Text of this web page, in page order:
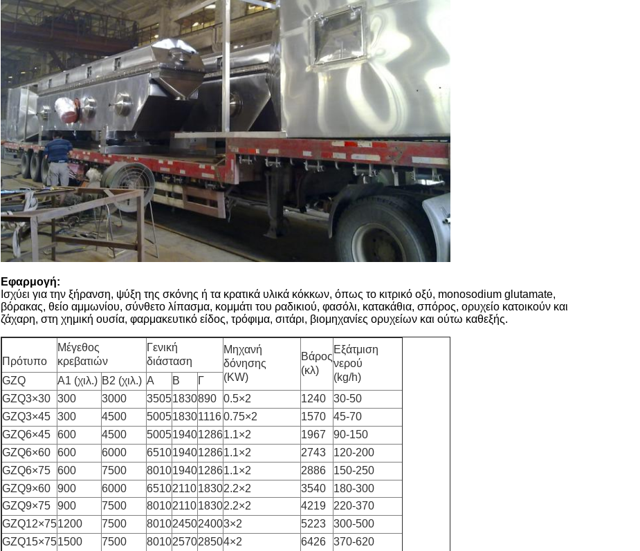
Εφαρμογή:
Ισχύει για την ξήρανση, ψύξη της σκόνης ή τα κρατικά υλικά κόκκων, όπως το κιτρικό οξύ, monosodium glutamate,
βόρακας, θείο αμμωνίου, σύνθετο λίπασμα, κομμάτι του ραδικιού, φασόλι, κατακάθια, σπόρος, ορυχείο κατοικούν και
ζάχαρη, στη χημική ουσία, φαρμακευτικό είδος, τρόφιμα, σιτάρι, βιομηχανίες ορυχείων και ούτω καθεξής.
Πρότυπο
Μέγεθος
κρεβατιών
Γενική
διάσταση
Μηχανή
δόνησης
(KW)
Βάρος
(κλ)
Εξάτμιση
νερού
(kg/h)
GZQ Α1 (χιλ.) B2 (χιλ.) Α Β
Γ
GZQ3×30 300 3000 35051830890 0.5×2 1240
30-50
GZQ3×45 300 4500 5005183011160.75×2 1570
45-70
GZQ6×45 600 4500 5005194012861.1×2 1967
90-150
GZQ6×60 600 6000 6510194012861.1×2 2743
120-200
GZQ6×75 600 7500 8010194012861.1×2 2886
150-250
GZQ9×60 900 6000 6510211018302.2×2 3540
180-300
GZQ9×75 900 7500 8010211018302.2×2 4219
220-370
GZQ12×751200 7500 8010245024003×2 5223
300-500
GZQ15×751500 7500 8010257028504×2 6426 370-620